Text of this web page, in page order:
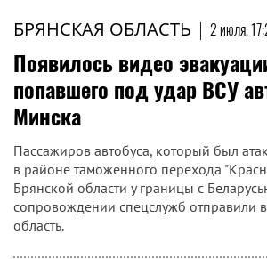
БРЯНСКАЯ ОБЛАСТЬ | 2 июля,
Появилось видео
попавшего под удар ВСУ
Минска
Пассажиров автобуса, который был
в районе таможенного перехода
Брянской области у границы с
сопровождении спецслужб отправили
область.